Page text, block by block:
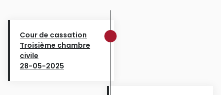
Cour de cassation
Troisième chambre
civile
28-05-2025